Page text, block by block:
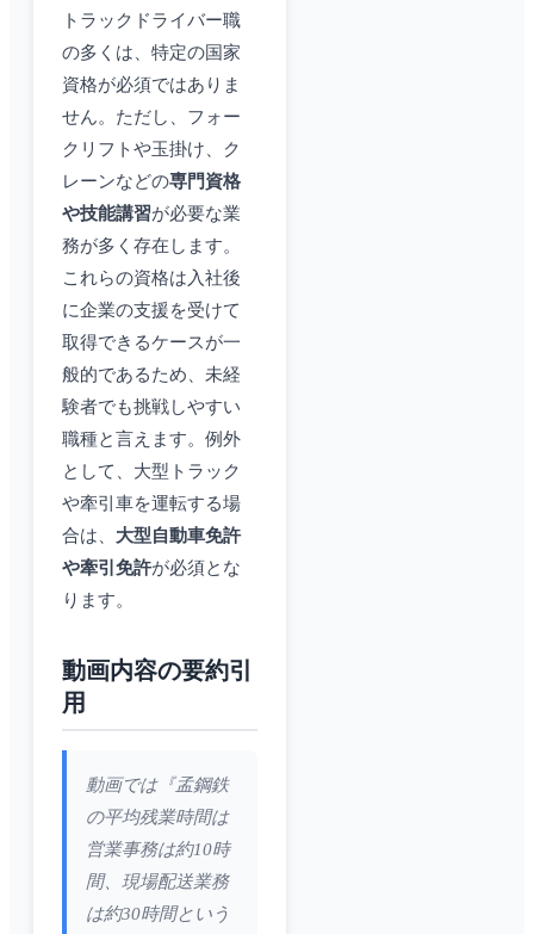
トラックドライバー職
の多くは、特定の国家
資格が必須ではありま
せん。ただし、フォー
クリフトや玉掛け、ク
レーンなどの専門資格
や技能講習が必要な業
務が多く存在します。
これらの資格は入社後
に企業の支援を受けて
取得できるケースが一
般的であるため、未経
験者でも挑戦しやすい
職種と言えます。例外
として、大型トラック
や牽引車を運転する場
合は、 大型自動車免許
や牽引免許が必須とな
ります。
動画内容の要約引
用
動画では『孟鋼鉄
の平均残業時間は
営業事務は約10時
間、現場配送業務
は約30時間という